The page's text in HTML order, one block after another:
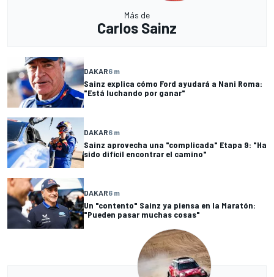
Más de
Carlos Sainz
DAKAR6 m
Sainz explica cómo Ford ayudará a Nani Roma:
"Está luchando por ganar"
DAKAR6 m
Sainz aprovecha una "complicada" Etapa 9: "Ha
sido difícil encontrar el camino"
DAKAR6 m
Un "contento" Sainz ya piensa en la Maratón:
"Pueden pasar muchas cosas"